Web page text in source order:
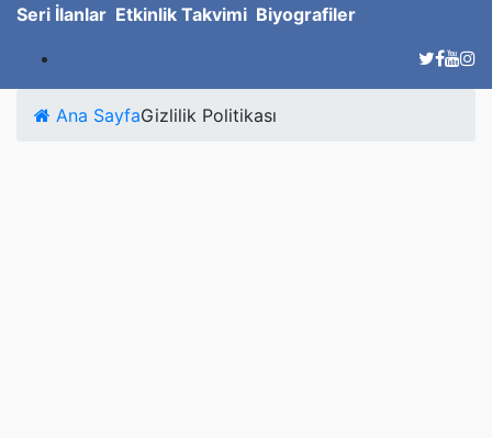
Seri İlanlar Etkinlik Takvimi Biyografiler
Ana SayfaGizlilik Politikası